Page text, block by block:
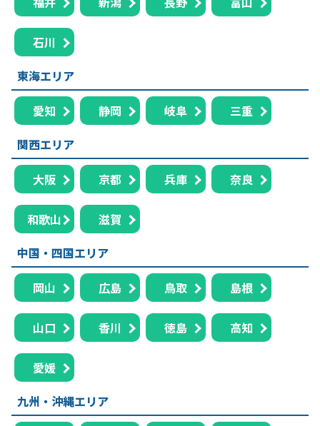
石川
東海エリア
愛知 静岡 岐阜
三重
関西エリア
大阪 京都 兵庫 奈良
和歌山
滋賀
中国・四国エリア
岡山 広島 鳥取 島根
山口 香川 徳島 高知
愛媛
九州・沖縄エリア